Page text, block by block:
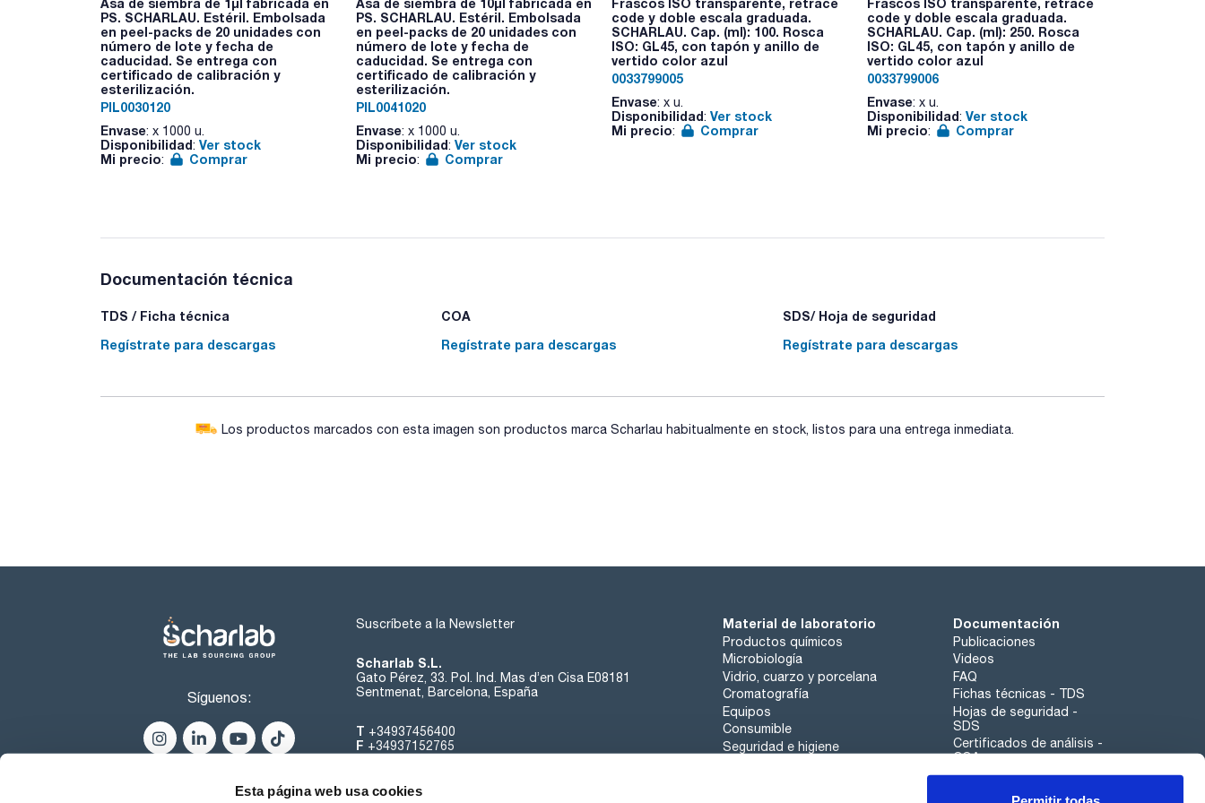
Esta página web usa cookies
Asa de siembra de 1µl fabricada en
PS. SCHARLAU. Estéril. Embolsada
en peel-packs de 20 unidades con
número de lote y fecha de
caducidad. Se entrega con
certificado de calibración y
esterilización.
PIL0030120
Envase: x 1000 u.
Disponibilidad: Ver stock
Mi precio: Comprar
Asa de siembra de 10µl fabricada en
PS. SCHARLAU. Estéril. Embolsada
en peel-packs de 20 unidades con
número de lote y fecha de
caducidad. Se entrega con
certificado de calibración y
esterilización.
PIL0041020
Envase: x 1000 u.
Disponibilidad: Ver stock
Mi precio: Comprar
Frascos ISO transparente, retrace
code y doble escala graduada.
SCHARLAU. Cap. (ml): 100. Rosca
ISO: GL45, con tapón y anillo de
vertido color azul
0033799005
Envase: x u.
Disponibilidad: Ver stock
Mi precio: Comprar
Frascos ISO transparente, retrace
code y doble escala graduada.
SCHARLAU. Cap. (ml): 250. Rosca
ISO: GL45, con tapón y anillo de
vertido color azul
0033799006
Envase: x u.
Disponibilidad: Ver stock
Mi precio: Comprar
Documentación técnica
TDS / Ficha técnica
Regístrate para descargas
COA
Regístrate para descargas
SDS/ Hoja de seguridad
Regístrate para descargas
Los productos marcados con esta imagen son productos marca Scharlau habitualmente en stock, listos para una entrega inmediata.
Síguenos:
Suscríbete a la Newsletter
Scharlab S.L.
Gato Pérez, 33. Pol. Ind. Mas d’en Cisa E08181
Sentmenat, Barcelona, España
T +34937456400
F +34937152765
Material de laboratorio
Productos químicos
Microbiología
Vidrio, cuarzo y porcelana
Cromatografía
Equipos
Consumible
Seguridad e higiene
Documentación
Publicaciones
Videos
FAQ
Fichas técnicas - TDS
Hojas de seguridad -
SDS
Certificados de análisis -
COA
Aplicaciones